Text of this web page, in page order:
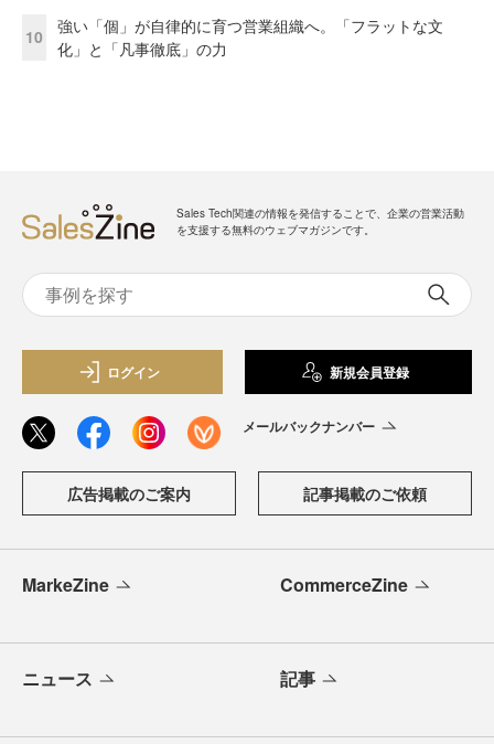
10
強い「個」が自律的に育つ営業組織へ。「フラットな文
化」と「凡事徹底」の力
Sales Tech関連の情報を発信することで、企業の営業活動
を支援する無料のウェブマガジンです。
ログイン 新規会員登録
メールバックナンバー
広告掲載のご案内 記事掲載のご依頼
MarkeZine CommerceZine
ニュース 記事